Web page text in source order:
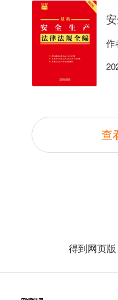
作
查
得到网页版